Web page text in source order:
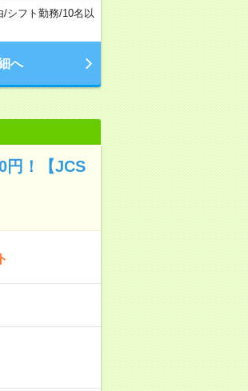
/シフト勤務/10名以
へ
円！【JCS